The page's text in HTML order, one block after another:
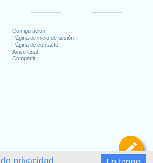
privacidad.
Configuración
Página de inicio de sesión
Página de contacto
Aviso legal
Compartir